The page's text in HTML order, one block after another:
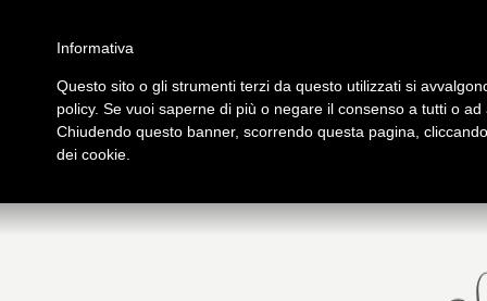
Home
Galleria immagini
PRESENTAZIONE
tutto su Logos
Informativa
Questo sito o gli strumenti terzi da questo utilizzati si
policy. Se vuoi saperne di più o negare il consenso a tutti o
Chiudendo questo banner, scorrendo questa pagina,
dei cookie.